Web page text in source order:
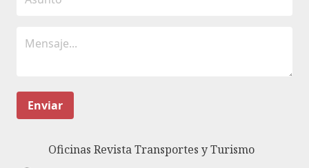
Enviar
Oficinas Revista Transportes y Turismo